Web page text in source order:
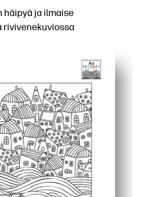
häipyä ja ilmaise
- terävä viivataide
luokkaan - tulosta
hauskuus - työnnä sivut